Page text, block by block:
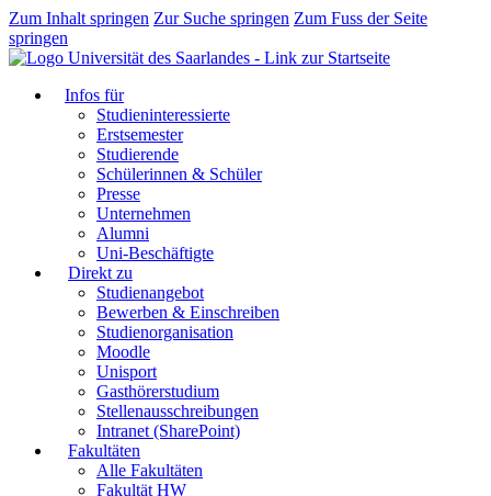
Zum Inhalt springen Zur Suche springen Zum Fuss der Seite
springen
Infos für
Studieninteressierte
Erstsemester
Studierende
Schülerinnen & Schüler
Presse
Unternehmen
Alumni
Uni-Beschäftigte
Direkt zu
Studienangebot
Bewerben & Einschreiben
Studienorganisation
Moodle
Unisport
Gasthörerstudium
Stellenausschreibungen
Intranet (SharePoint)
Fakultäten
Alle Fakultäten
Fakultät HW